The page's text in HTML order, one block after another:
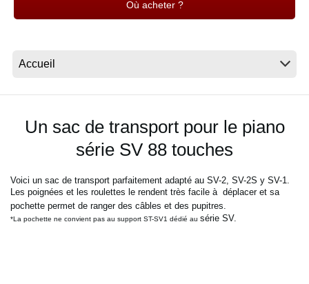
A propos de Korg
Où acheter ?
Un sac de transport pour le piano
série SV 88 touches
Voici un sac de transport parfaitement adapté au SV-2, SV-2S y SV-1.
Les poignées et les roulettes le rendent très facile à déplacer et sa
pochette permet de ranger des câbles et des pupitres.
*La pochette ne convient pas au support ST-SV1 dédié au série SV.